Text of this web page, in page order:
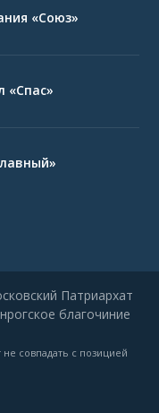
«Союз»
«Спас»
Патриархат
благочиние
совпадать с позицией